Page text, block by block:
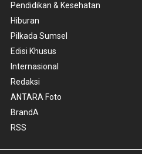
Pendidikan & Kesehatan
Hiburan
Pilkada Sumsel
Edisi Khusus
Internasional
Redaksi
ANTARA Foto
BrandA
RSS